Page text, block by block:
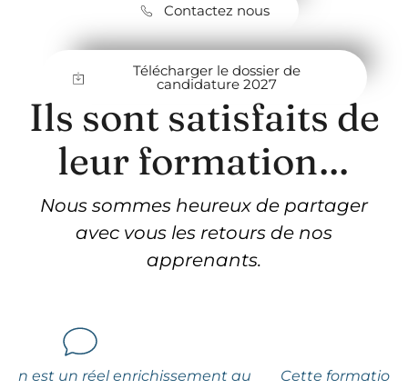
Contactez nous
Télécharger le dossier de
candidature 2027
Ils sont satisfaits de
leur formation…
Nous sommes heureux de partager
avec vous les retours de nos
apprenants.
Cette formation est un réel enrichissement au